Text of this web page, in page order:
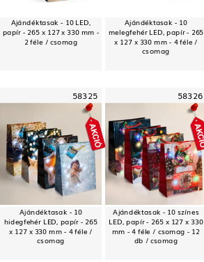
Ajándéktasak - 10 LED,
papír - 265 x 127 x 330 mm -
2 féle / csomag
Ajándéktasak - 10
melegfehér LED, papír - 265
x 127 x 330 mm - 4 féle /
csomag
58325
Ajándéktasak - 10
hidegfehér LED, papír - 265
x 127 x 330 mm - 4 féle /
csomag
58326
Ajándéktasak - 10 színes
LED, papír - 265 x 127 x 330
mm - 4 féle / csomag - 12
db / csomag